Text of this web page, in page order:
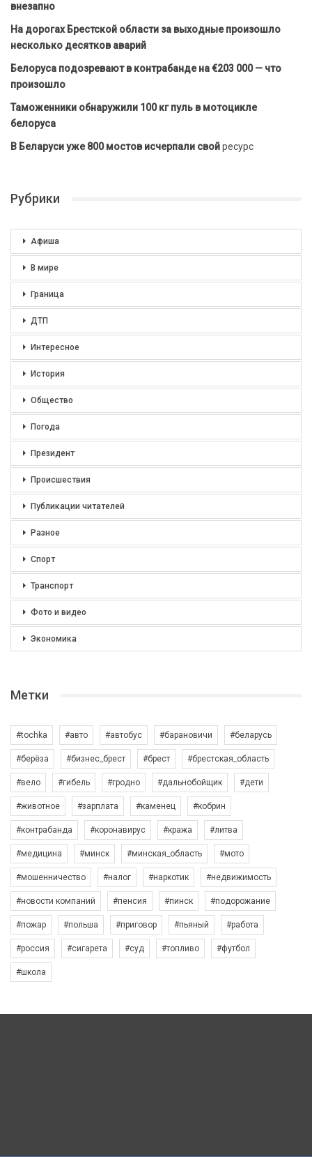
внезапно
На дорогах Брестской области за выходные произошло
несколько десятков аварий
Белоруса подозревают в контрабанде на €203 000 — что
произошло
Таможенники обнаружили 100 кг пуль в мотоцикле
белоруса
В Беларуси уже 800 мостов исчерпали свойресурс
Рубрики
Афиша
В мире
Граница
ДТП
Интересное
История
Общество
Погода
Президент
Происшествия
Публикации читателей
Разное
Спорт
Транспорт
Фото и видео
Экономика
Метки
#tochka #авто #автобус #барановичи #беларусь
#берёза #бизнес_брест #брест #брестская_область
#вело #гибель #гродно #дальнобойщик #дети
#животное #зарплата #каменец #кобрин
#контрабанда #коронавирус #кража #литва
#медицина #минск #минская_область #мото
#мошенничество #налог #наркотик #недвижимость
#новости компаний #пенсия #пинск #подорожание
#пожар #польша #приговор #пьяный #работа
#россия #сигарета #суд #топливо #футбол
#школа